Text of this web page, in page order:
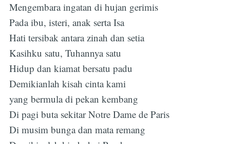
Mengembara ingatan di hujan gerimis
Pada ibu, isteri, anak serta Isa
Hati tersibak antara zinah dan setia
Kasihku satu, Tuhannya satu
Hidup dan kiamat bersatu padu
Demikianlah kisah cinta kami
yang bermula di pekan kembang
Di pagi buta sekitar Notre Dame de Paris
Di musim bunga dan mata remang